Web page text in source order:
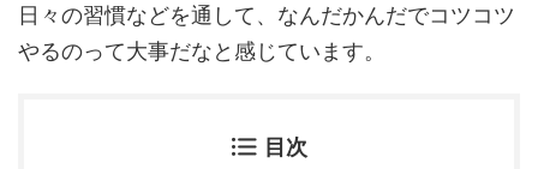
日々の習慣などを通して、なんだかんだでコツコツ
やるのって大事だなと感じています。
目次